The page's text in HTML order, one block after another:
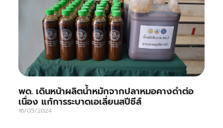
พด. เดินหน้าผลิตน้ำหมักจากปลาหมอคางดำต่อ
เนื่อง แก้การระบาดเอเลี่ยนสปีชีส์
16/05/2024